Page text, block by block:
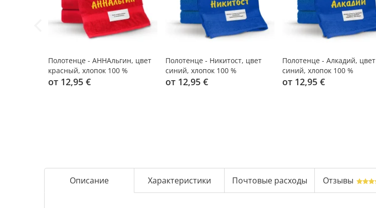
Полотенце - АННАльгин, цвет
красный, хлопок 100 %
от 12,95 €
Полотенце - Никитост, цвет
синий, хлопок 100 %
от 12,95 €
Полотенце - Алкадий, цвет
синий, хлопок 100 %
от 12,95 €
Описание Характеристики Почтовые расходы Отзывы